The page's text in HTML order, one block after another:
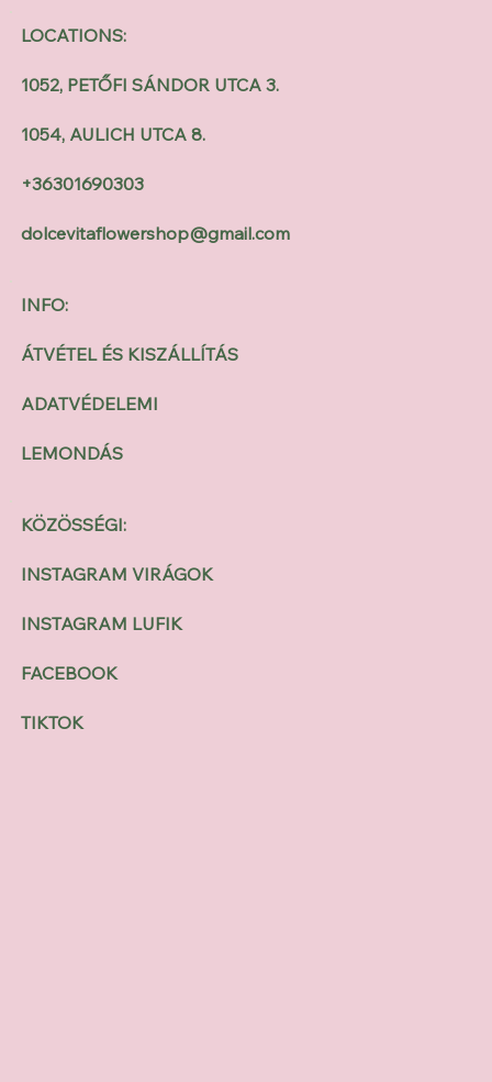
INFO:
ÁTVÉTEL ÉS KISZÁLLÍTÁS
ADATVÉDELEMI
LEMONDÁS
KÖZÖSSÉGI:
INSTAGRAM VIRÁGOK
INSTAGRAM LUFIK
FACEBOOK
TIKTOK
LOCATIONS:
1052, PETŐFI SÁNDOR UTCA 3.
1054, AULICH UTCA 8.
+36301690303
dolcevitaflowershop@gmail.com